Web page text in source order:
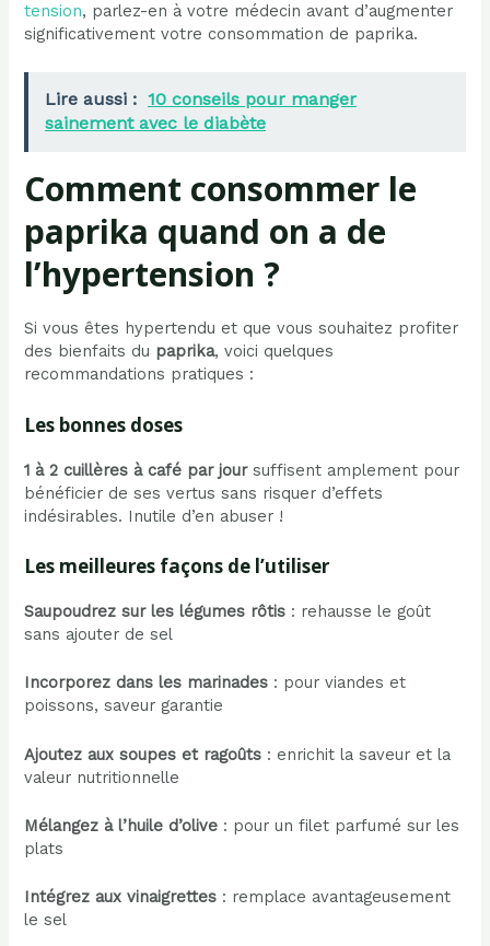
tension, parlez-en à votre médecin avant d’augmenter
significativement votre consommation de paprika.
Lire aussi : 10 conseils pour manger
sainement avec le diabète
Comment consommer le
paprika quand on a de
l’hypertension ?
Si vous êtes hypertendu et que vous souhaitez profiter
des bienfaits du paprika, voici quelques
recommandations pratiques :
Les bonnes doses
1 à 2 cuillères à café par joursuffisent amplement pour
bénéficier de ses vertus sans risquer d’effets
indésirables. Inutile d’en abuser !
Les meilleures façons de l’utiliser
Saupoudrez sur les légumes rôtis : rehausse le goût
sans ajouter de sel
Incorporez dans les marinades : pour viandes et
poissons, saveur garantie
Ajoutez aux soupes et ragoûts : enrichit la saveur et la
valeur nutritionnelle
Mélangez à l’huile d’olive : pour un filet parfumé sur les
plats
Intégrez aux vinaigrettes : remplace avantageusement
le sel